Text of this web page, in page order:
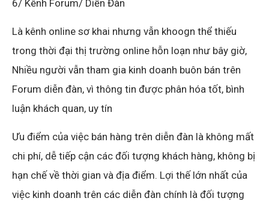
6/ Kênh Forum/ Diễn Đàn
Là kênh online sơ khai nhưng vẫn khoogn thể thiếu
trong thời đại thị trường online hỗn loạn như bây giờ,
Nhiều người vẫn tham gia kinh doanh buôn bán trên
Forum diễn đàn, vì thông tin được phân hóa tốt, bình
luận khách quan, uy tín
Ưu điểm của việc bán hàng trên diễn đàn là không mất
chi phí, dễ tiếp cận các đối tượng khách hàng, không bị
hạn chế về thời gian và địa điểm. Lợi thế lớn nhất của
việc kinh doanh trên các diễn đàn chính là đối tượng